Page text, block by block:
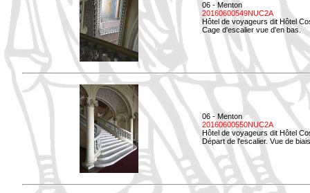
06 - Menton
20160600549NUC2A
Hôtel de voyageurs dit Hôtel
Cage d'escalier vue d'en bas.
06 - Menton
20160600550NUC2A
Hôtel de voyageurs dit Hôtel
Départ de l'escalier. Vue de